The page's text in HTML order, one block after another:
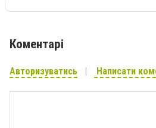
Коментарі
Авторизуватись Написати